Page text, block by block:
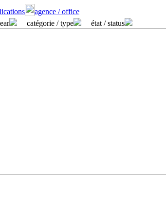
agence / office
catégorie / type état / status